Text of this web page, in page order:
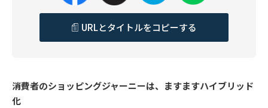
URLとタイトルをコピーする
消費者のショッピングジャーニーは、ますますハイブリッド
化